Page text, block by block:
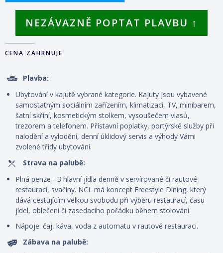
NEZÁVAZNĚ POPTAT PLAVBU ↑
CENA ZAHRNUJE
Plavba:
Ubytování v kajutě vybrané kategorie. Kajuty jsou vybavené
samostatným sociálním zařízením, klimatizací, TV, minibarem,
šatní skříní, kosmetickým stolkem, vysoušečem vlasů,
trezorem a telefonem. Přístavní poplatky, portýrské služby při
nalodění a vylodění, denní úklidový servis a výhody Vámi
zvolené třídy ubytování.
Strava na palubě:
Plná penze - 3 hlavní jídla denně v servírované či rautové
restauraci, svačiny. NCL má koncept Freestyle Dining, který
dává cestujícím velkou svobodu při výběru restaurací, času
jídel, oblečení či zasedacího pořádku během stolování.
Nápoje: čaj, káva, voda z automatu v rautové restauraci.
Zábava na palubě: